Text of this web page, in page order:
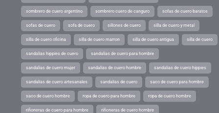
sombrero de cuero argentino sombrero cuero de canguro sofas de cuero baratos
sofas de cuero sofa de cuero sillones de cuero silla de cuero y metal
silla de cuero oficina silla de cuero marron silla de cuero antigua silla de cuero
sandalias hippies de cuero sandalias de cuero para hombre
sandalias de cuero mujer sandalias de cuero hombre sandalias de cuero hippies
sandalias de cuero artesanales sandalias de cuero saco de cuero para hombre
saco de cuero hombre ropa de cuero para hombre ropa de cuero hombre
riñoneras de cuero para hombre riñoneras de cuero hombre